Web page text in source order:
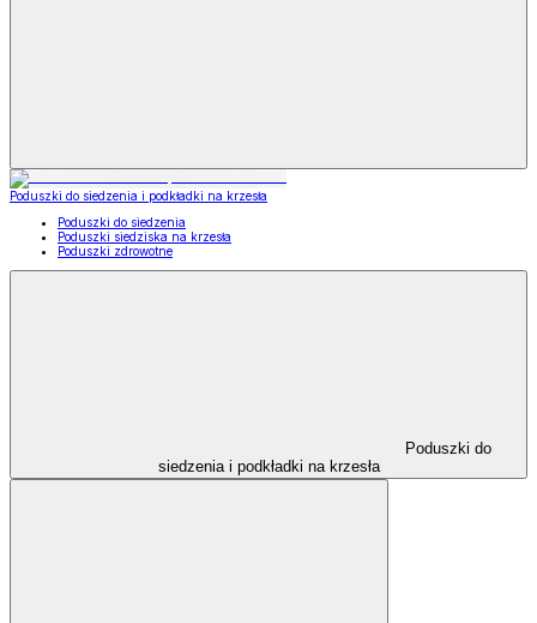
Poduszki do siedzenia i podkładki na krzesła
Poduszki do siedzenia
Poduszki siedziska na krzesła
Poduszki zdrowotne
Poduszki do
siedzenia i podkładki na krzesła